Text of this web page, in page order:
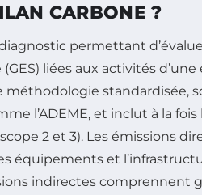
CARBONE ?
permettant
liées aux activités
méthodologie standardisée,
l’ADEME, et inclut à la fois
2 et 3). Les émissions
équipements et
indirectes comprennent